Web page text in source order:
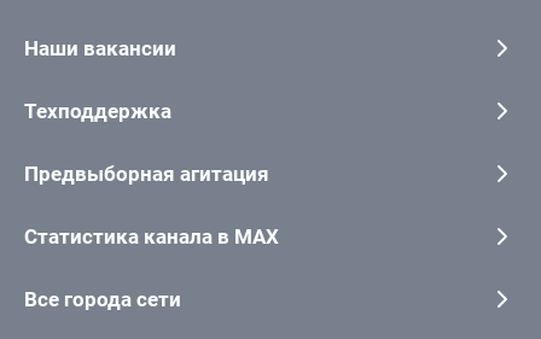
Наши вакансии
Техподдержка
Предвыборная агитация
Статистика канала в MAX
Все города сети